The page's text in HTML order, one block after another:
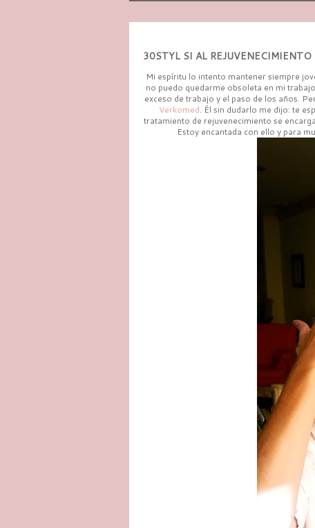
30STYL SI AL REJUVENECIMIENTO
Mi espíritu lo intento mantener siempre
no puedo quedarme obsoleta en mi
exceso de trabajo y el paso de los años.
Verkomed. Él sin dudarlo me dijo: te
tratamiento de rejuvenecimiento se
Estoy encantada con ello y para